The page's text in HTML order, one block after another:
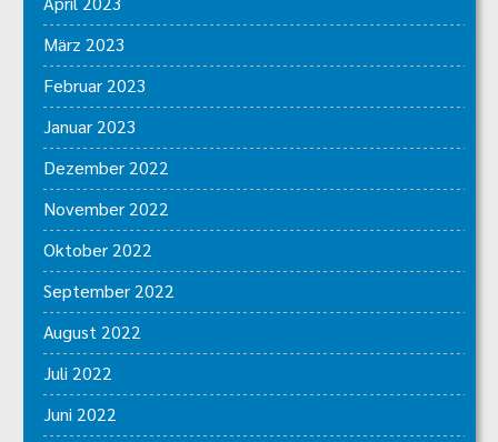
März 2023
Februar 2023
Januar 2023
Dezember 2022
November 2022
Oktober 2022
September 2022
August 2022
Juli 2022
Juni 2022